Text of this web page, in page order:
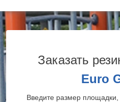
Заказать
Euro
Введите размер